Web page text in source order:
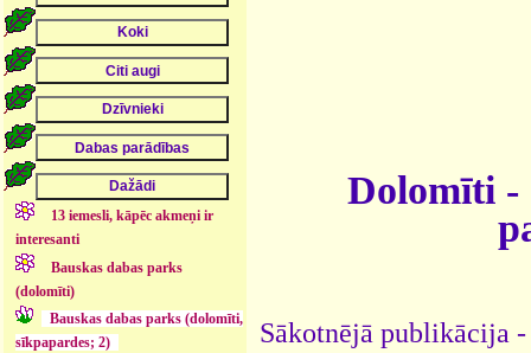
13 iemesli, kāpēc akmeņi ir
interesanti
Bauskas dabas parks
(dolomīti)
Bauskas dabas parks (dolomīti,
sīkpapardes; 2)
Dolomīti -
Sākotnējā publikācija